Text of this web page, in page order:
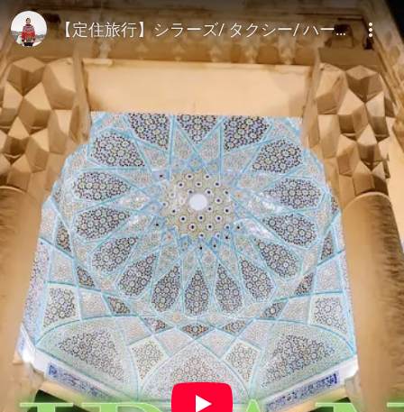
世界各地の家庭で暮らす旅 定住旅行家・Resident
【定住旅行】シラーズ/ タクシー/ ハーフェズ廟/ Shiraz/ Taxi/ The tomb of Hafez